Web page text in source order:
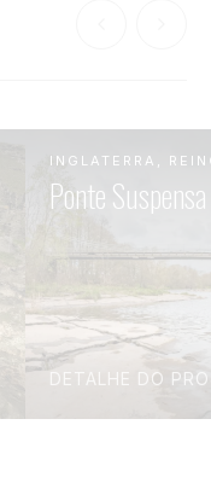
INGLATERRA,
Ponte
DETALHE DO